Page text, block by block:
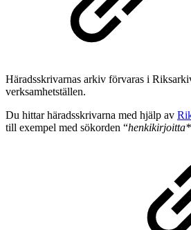
Häradsskrivarnas arkiv förvaras i
verksamhetställen.
Du hittar häradsskrivarna med hjälp av
till exempel med sökorden “